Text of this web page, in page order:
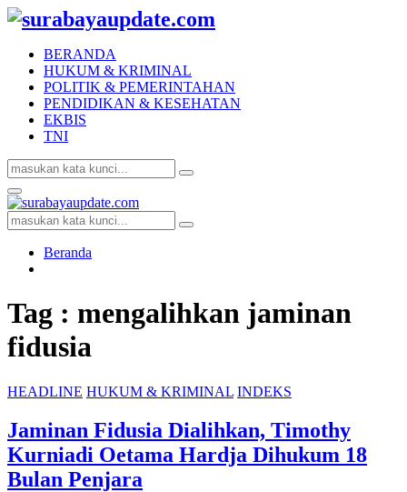
BERANDA
HUKUM & KRIMINAL
POLITIK & PEMERINTAHAN
PENDIDIKAN & KESEHATAN
EKBIS
TNI
Search
for:
Search
Facebook
Twitter
Youtube
Primary
Menu
Search
for:
Search
Beranda
Tag : mengalihkan jaminan
fidusia
HEADLINE HUKUM & KRIMINAL INDEKS
Jaminan Fidusia Dialihkan, Timothy
Kurniadi Oetama Hardja Dihukum 18
Bulan Penjara